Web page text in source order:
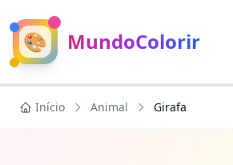
🎨 MundoColorir
Início Animal Girafa